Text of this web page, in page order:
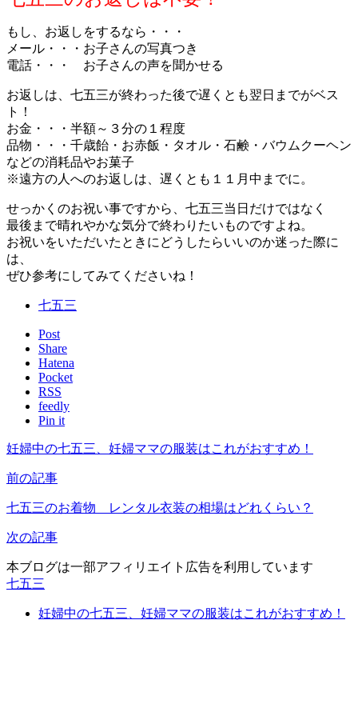
もし、お返しをするなら・・・
メール・・・お子さんの写真つき
電話・・・ お子さんの声を聞かせる
お返しは、七五三が終わった後で遅くとも翌日までがベス
ト！
お金・・・半額～３分の１程度
品物・・・千歳飴・お赤飯・タオル・石鹸・バウムクーヘン
などの消耗品やお菓子
※遠方の人へのお返しは、遅くとも１１月中までに。
せっかくのお祝い事ですから、七五三当日だけではなく
最後まで晴れやかな気分で終わりたいものですよね。
お祝いをいただいたときにどうしたらいいのか迷った際に
は、
ぜひ参考にしてみてくださいね！
七五三
Post
Share
Hatena
Pocket
RSS
feedly
Pin it
妊婦中の七五三、妊婦ママの服装はこれがおすすめ！
前の記事
七五三のお着物 レンタル衣装の相場はどれくらい？
次の記事
本ブログは一部アフィリエイト広告を利用しています
七五三
妊婦中の七五三、妊婦ママの服装はこれがおすすめ！